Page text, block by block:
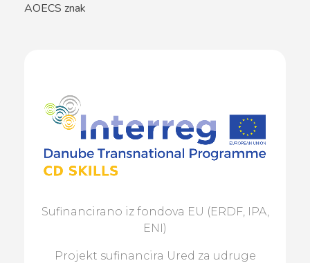
AOECS znak
Sufinancirano iz fondova EU (ERDF, IPA,
ENI)
Projekt sufinancira Ured za udruge